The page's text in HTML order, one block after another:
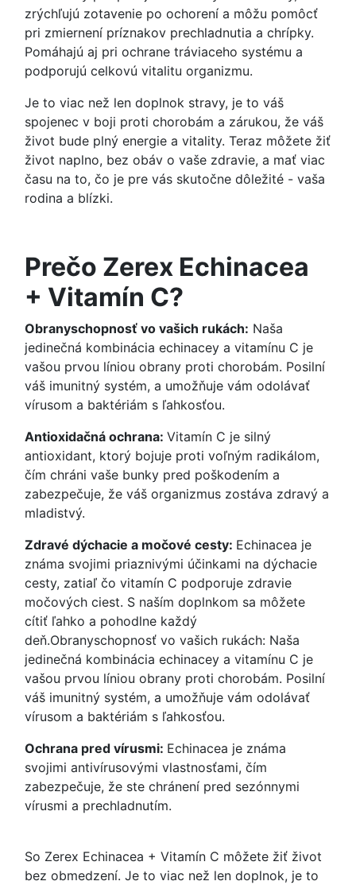
zrýchľujú zotavenie po ochorení a môžu pomôcť
pri zmiernení príznakov prechladnutia a chrípky.
Pomáhajú aj pri ochrane tráviaceho systému a
podporujú celkovú vitalitu organizmu.
Je to viac než len doplnok stravy, je to váš
spojenec v boji proti chorobám a zárukou, že váš
život bude plný energie a vitality. Teraz môžete žiť
život naplno, bez obáv o vaše zdravie, a mať viac
času na to, čo je pre vás skutočne dôležité - vaša
rodina a blízki.
Prečo Zerex Echinacea
+ Vitamín C?
Obranyschopnosť vo vašich rukách: Naša
jedinečná kombinácia echinacey a vitamínu C je
vašou prvou líniou obrany proti chorobám. Posilní
váš imunitný systém, a umožňuje vám odolávať
vírusom a baktériám s ľahkosťou.
Antioxidačná ochrana: Vitamín C je silný
antioxidant, ktorý bojuje proti voľným radikálom,
čím chráni vaše bunky pred poškodením a
zabezpečuje, že váš organizmus zostáva zdravý a
mladistvý.
Zdravé dýchacie a močové cesty: Echinacea je
známa svojimi priaznivými účinkami na dýchacie
cesty, zatiaľ čo vitamín C podporuje zdravie
močových ciest. S naším doplnkom sa môžete
cítiť ľahko a pohodlne každý
deň.Obranyschopnosť vo vašich rukách: Naša
jedinečná kombinácia echinacey a vitamínu C je
vašou prvou líniou obrany proti chorobám. Posilní
váš imunitný systém, a umožňuje vám odolávať
vírusom a baktériám s ľahkosťou.
Ochrana pred vírusmi: Echinacea je známa
svojimi antivírusovými vlastnosťami, čím
zabezpečuje, že ste chránení pred sezónnymi
vírusmi a prechladnutím.
So Zerex Echinacea + Vitamín C môžete žiť život
bez obmedzení. Je to viac než len doplnok, je to